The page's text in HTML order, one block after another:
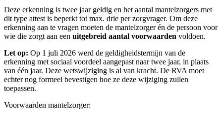
Deze erkenning is twee jaar geldig en het aantal mantelzorgers met
dit type attest is beperkt tot max. drie per zorgvrager. Om deze
erkenning aan te vragen moeten de mantelzorger én de persoon voor
wie die zorgt aan een uitgebreid aantal voorwaarden voldoen.
Let op: Op 1 juli 2026 werd de geldigheidstermijn van de
erkenning met sociaal voordeel aangepast naar twee jaar, in plaats
van één jaar. Deze wetswijziging is al van kracht. De RVA moet
echter nog formeel bevestigen hoe ze deze wijziging zullen
toepassen.
Voorwaarden mantelzorger: